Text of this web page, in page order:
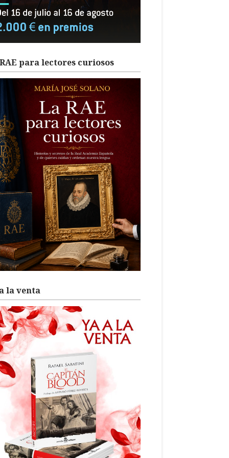
para lectores curiosos
la venta